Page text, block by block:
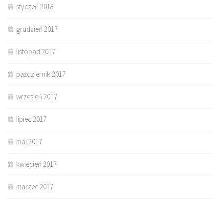
styczeń 2018
grudzień 2017
listopad 2017
październik 2017
wrzesień 2017
lipiec 2017
maj 2017
kwiecień 2017
marzec 2017